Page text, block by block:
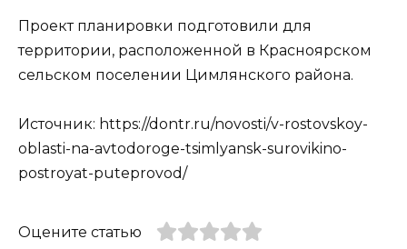
Проект планировки подготовили для
территории, расположенной в Красноярском
сельском поселении Цимлянского района.
Источник: https://dontr.ru/novosti/v-rostovskoy-
oblasti-na-avtodoroge-tsimlyansk-surovikino-
postroyat-puteprovod/
Оцените статью